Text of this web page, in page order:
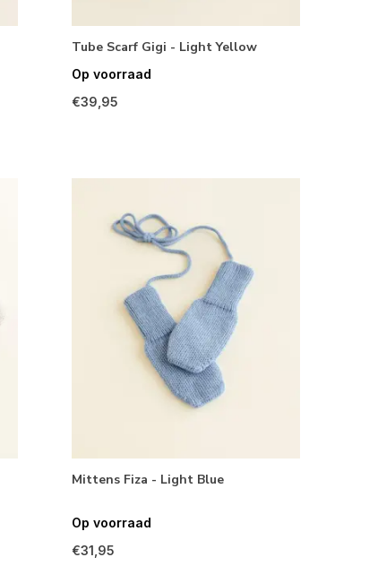
Tube Scarf Gigi - Light Yellow
Op voorraad
€39,95
Mittens Fiza - Light Blue
Op voorraad
€31,95